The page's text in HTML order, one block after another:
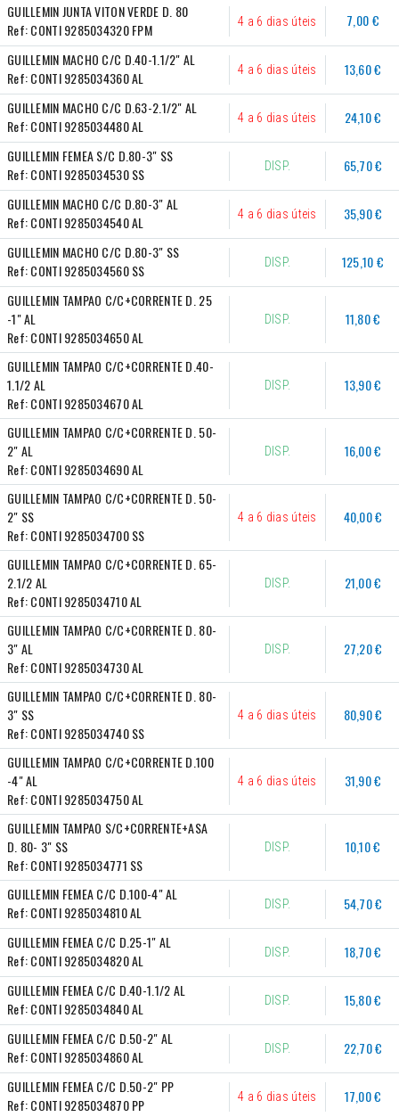
GUILLEMIN JUNTA VITON VERDE D. 80
Ref:CONTI 9285034320 FPM 4 a 6 dias úteis 7,00 €
GUILLEMIN MACHO C/C D.40-1.1/2" AL
Ref:CONTI 9285034360 AL 4 a 6 dias úteis 13,60 €
GUILLEMIN MACHO C/C D.63-2.1/2" AL
Ref:CONTI 9285034480 AL 4 a 6 dias úteis 24,10 €
GUILLEMIN FEMEA S/C D.80-3" SS
Ref:CONTI 9285034530 SS DISP. 65,70 €
GUILLEMIN MACHO C/C D.80-3" AL
Ref:CONTI 9285034540 AL 4 a 6 dias úteis 35,90 €
GUILLEMIN MACHO C/C D.80-3" SS
Ref:CONTI 9285034560 SS DISP. 125,10 €
GUILLEMIN TAMPAO C/C+CORRENTE D. 25
-1" AL
Ref:CONTI 9285034650 AL
DISP. 11,80 €
GUILLEMIN TAMPAO C/C+CORRENTE D.40-
1.1/2 AL
Ref:CONTI 9285034670 AL
DISP. 13,90 €
GUILLEMIN TAMPAO C/C+CORRENTE D. 50-
2" AL
Ref:CONTI 9285034690 AL
DISP. 16,00 €
GUILLEMIN TAMPAO C/C+CORRENTE D. 50-
2" SS
Ref:CONTI 9285034700 SS
4 a 6 dias úteis 40,00 €
GUILLEMIN TAMPAO C/C+CORRENTE D. 65-
2.1/2 AL
Ref:CONTI 9285034710 AL
DISP. 21,00 €
GUILLEMIN TAMPAO C/C+CORRENTE D. 80-
3" AL
Ref:CONTI 9285034730 AL
DISP. 27,20 €
GUILLEMIN TAMPAO C/C+CORRENTE D. 80-
3" SS
Ref:CONTI 9285034740 SS
4 a 6 dias úteis 80,90 €
GUILLEMIN TAMPAO C/C+CORRENTE D.100
-4" AL
Ref:CONTI 9285034750 AL
4 a 6 dias úteis 31,90 €
GUILLEMIN TAMPAO S/C+CORRENTE+ASA
D. 80- 3" SS
Ref:CONTI 9285034771 SS
DISP. 10,10 €
GUILLEMIN FEMEA C/C D.100-4" AL
Ref:CONTI 9285034810 AL DISP. 54,70 €
GUILLEMIN FEMEA C/C D.25-1" AL
Ref:CONTI 9285034820 AL DISP. 18,70 €
GUILLEMIN FEMEA C/C D.40-1.1/2 AL
Ref:CONTI 9285034840 AL DISP. 15,80 €
GUILLEMIN FEMEA C/C D.50-2" AL
Ref:CONTI 9285034860 AL DISP. 22,70 €
GUILLEMIN FEMEA C/C D.50-2" PP
Ref:CONTI 9285034870 PP 4 a 6 dias úteis 17,00 €